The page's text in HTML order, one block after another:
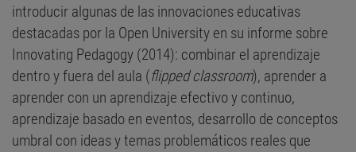
introducir algunas de las innovaciones educativas
destacadas por la Open University en su informe sobre
Innovating Pedagogy (2014): combinar el aprendizaje
dentro y fuera del aula (flipped classroom), aprender a
aprender con un aprendizaje efectivo y continuo,
aprendizaje basado en eventos, desarrollo de conceptos
umbral con ideas y temas problemáticos reales que